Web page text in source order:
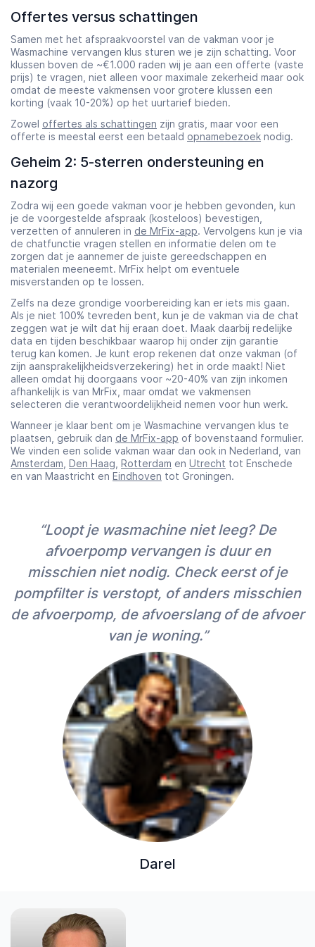
Offertes versus schattingen
Samen met het afspraakvoorstel van de vakman voor je
Wasmachine vervangen klus sturen we je zijn schatting. Voor
klussen boven de ~€1.000 raden wij je aan een offerte (vaste
prijs) te vragen, niet alleen voor maximale zekerheid maar ook
omdat de meeste vakmensen voor grotere klussen een
korting (vaak 10-20%) op het uurtarief bieden.
Zowel offertes als schattingen zijn gratis, maar voor een
offerte is meestal eerst een betaald opnamebezoek nodig.
Geheim 2: 5-sterren ondersteuning en
nazorg
Zodra wij een goede vakman voor je hebben gevonden, kun
je de voorgestelde afspraak (kosteloos) bevestigen,
verzetten of annuleren in de MrFix-app. Vervolgens kun je via
de chatfunctie vragen stellen en informatie delen om te
zorgen dat je aannemer de juiste gereedschappen en
materialen meeneemt. MrFix helpt om eventuele
misverstanden op te lossen.
Zelfs na deze grondige voorbereiding kan er iets mis gaan.
Als je niet 100% tevreden bent, kun je de vakman via de chat
zeggen wat je wilt dat hij eraan doet. Maak daarbij redelijke
data en tijden beschikbaar waarop hij onder zijn garantie
terug kan komen. Je kunt erop rekenen dat onze vakman (of
zijn aansprakelijkheidsverzekering) het in orde maakt! Niet
alleen omdat hij doorgaans voor ~20-40% van zijn inkomen
afhankelijk is van MrFix, maar omdat we vakmensen
selecteren die verantwoordelijkheid nemen voor hun werk.
Wanneer je klaar bent om je Wasmachine vervangen klus te
plaatsen, gebruik dan de MrFix-app of bovenstaand formulier.
We vinden een solide vakman waar dan ook in Nederland, van
Amsterdam Den Haag Rotterdam en Utrecht tot Enschede
en van Maastricht en Eindhoven tot Groningen.
“Loopt je wasmachine niet leeg? De
afvoerpomp vervangen is duur en
misschien niet nodig. Check eerst of je
pompfilter is verstopt, of anders misschien
de afvoerpomp, de afvoerslang of de afvoer
van je woning.”
Darel